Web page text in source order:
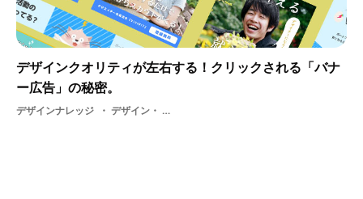
デザインクオリティが左右する！クリックされる「バナ
ー広告」の秘密。
デザインナレッジ デザイン・ バナー・ レギュレーション・ バナー広告